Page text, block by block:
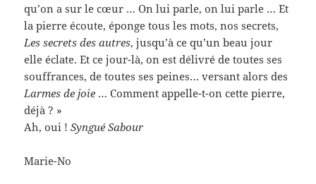
qu’on a sur le cœur … On lui parle, on lui parle … Et
la pierre écoute, éponge tous les mots, nos secrets,
Les secrets des autres, jusqu’à ce qu’un beau jour
elle éclate. Et ce jour-là, on est délivré de toutes ses
souffrances, de toutes ses peines… versant alors des
Larmes de joie … Comment appelle-t-on cette pierre,
déjà ? »
Ah, oui !Syngué Sabour
Marie-No